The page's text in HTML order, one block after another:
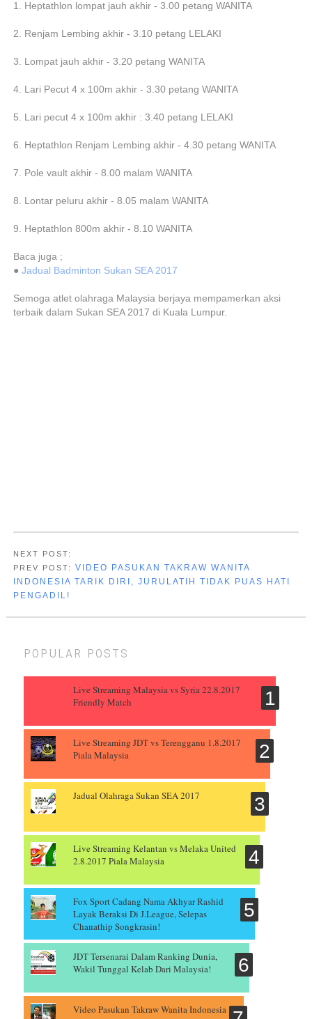
1. Heptathlon lompat jauh akhir - 3.00 petang WANITA
2. Renjam Lembing akhir - 3.10 petang LELAKI
3. Lompat jauh akhir - 3.20 petang WANITA
4. Lari Pecut 4 x 100m akhir - 3.30 petang WANITA
5. Lari pecut 4 x 100m akhir : 3.40 petang LELAKI
6. Heptathlon Renjam Lembing akhir - 4.30 petang WANITA
7. Pole vault akhir - 8.00 malam WANITA
8. Lontar peluru akhir - 8.05 malam WANITA
9. Heptathlon 800m akhir - 8.10 WANITA
Baca juga ;
● Jadual Badminton Sukan SEA 2017
Semoga atlet olahraga Malaysia berjaya mempamerkan aksi
terbaik dalam Sukan SEA 2017 di Kuala Lumpur.
NEXT POST:
PREV POST: VIDEO PASUKAN TAKRAW WANITA
INDONESIA TARIK DIRI, JURULATIH TIDAK PUAS HATI
PENGADIL!
popular posts
Live Streaming Malaysia vs Syria 22.8.2017
Friendly Match
Live Streaming JDT vs Terengganu 1.8.2017
Piala Malaysia
Jadual Olahraga Sukan SEA 2017
Live Streaming Kelantan vs Melaka United
2.8.2017 Piala Malaysia
Fox Sport Cadang Nama Akhyar Rashid
Layak Beraksi Di J.League, Selepas
Chanathip Songkrasin!
JDT Tersenarai Dalam Ranking Dunia,
Wakil Tunggal Kelab Dari Malaysia!
Video Pasukan Takraw Wanita Indonesia